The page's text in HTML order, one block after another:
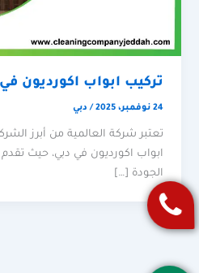
تركيب ابواب اكورديون
24 نوفمبر، 2025 / دبي
تعتبر شركة العالمية من أبرز
ابواب اكورديون في دبي، حيث
الجودة […]